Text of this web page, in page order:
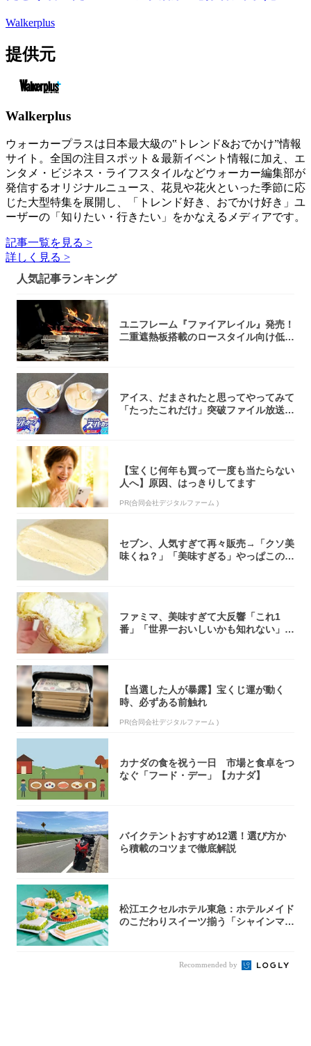
Walkerplus
提供元
Walkerplus
ウォーカープラスは日本最大級の‟トレンド&おでかけ”情報
サイト。全国の注目スポット＆最新イベント情報に加え、エ
ンタメ・ビジネス・ライフスタイルなどウォーカー編集部が
発信するオリジナルニュース、花見や花火といった季節に応
じた大型特集を展開し、「トレンド好き、おでかけ好き」ユ
ーザーの「知りたい・行きたい」をかなえるメディアです。
記事一覧を見る >
詳しく見る >
人気記事ランキング
ユニフレーム『ファイアレイル』発売！
二重遮熱板搭載のロースタイル向け低型
アイス、だまされたと思ってやってみて
「たったこれだけ」突破ファイル放送で
【宝くじ何年も買って一度も当たらない
人へ】原因、はっきりしてます
PR(合同会社デジタルファーム )
セブン、人気すぎて再々販売→「クソ美
味くね？」「美味すぎる」やっぱこのク
ファミマ、美味すぎて大反響「これ1
番」「世界一おいしいかも知れない」
【当選した人が暴露】宝くじ運が動く
時、必ずある前触れ
PR(合同会社デジタルファーム )
カナダの食を祝う一日 市場と食卓をつ
なぐ「フード・デー」【カナダ】
バイクテントおすすめ12選！選び方か
ら積載のコツまで徹底解説
松江エクセルホテル東急：ホテルメイド
のこだわりスイーツ揃う「シャインマス
Recommended by